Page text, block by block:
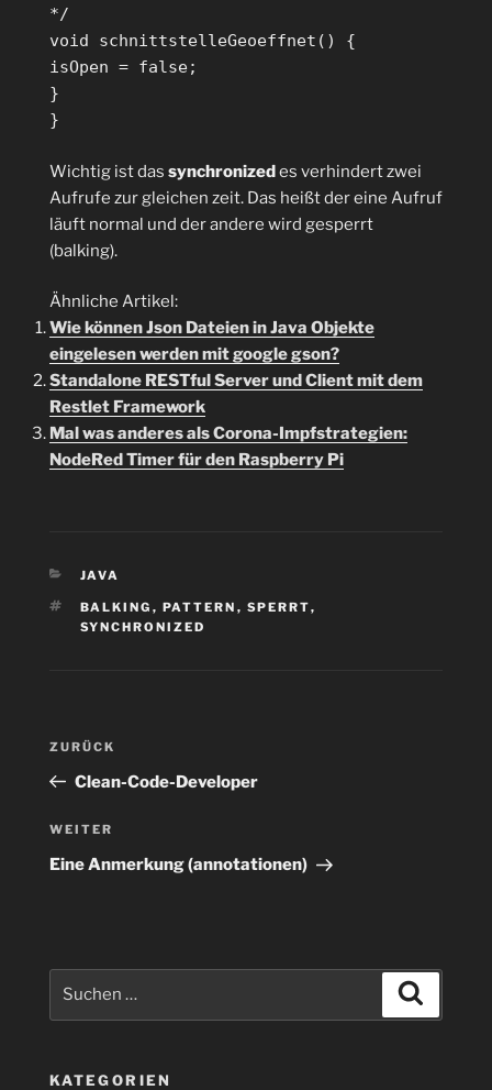
*/
void schnittstelleGeoeffnet() {
isOpen = false;
}
}
Wichtig ist das synchronizedes verhindert zwei
Aufrufe zur gleichen zeit. Das heißt der eine Aufruf
läuft normal und der andere wird gesperrt
(balking).
Ähnliche Artikel:
Wie können Json Dateien in Java Objekte
eingelesen werden mit google gson?
Standalone RESTful Server und Client mit dem
Restlet Framework
Mal was anderes als Corona-Impfstrategien:
NodeRed Timer für den Raspberry Pi
KATEGORIEN
JAVA
SCHLAGWÖRTER
BALKING , PATTERN , SPERRT,
SYNCHRONIZED
Beitragsnavigation
Vorheriger
Beitrag
ZURÜCK
Clean-Code-Developer
Nächster
Beitrag
WEITER
Eine Anmerkung (annotationen)
KATEGORIEN